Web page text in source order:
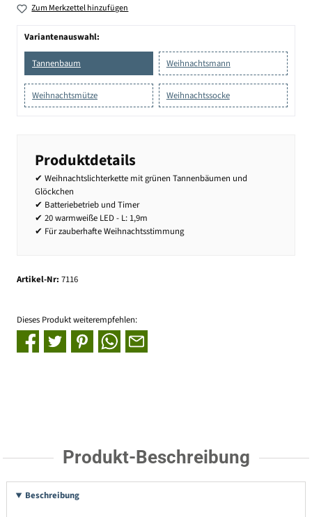
Zum Merkzettel hinzufügen
Variantenauswahl:
Tannenbaum Weihnachtsmann
Weihnachtsmütze Weihnachtssocke
Produktdetails
✔ Weihnachtslichterkette mit grünen Tannenbäumen und
Glöckchen
✔ Batteriebetrieb und Timer
✔ 20 warmweiße LED - L: 1,9m
✔ Für zauberhafte Weihnachtsstimmung
Artikel-Nr: 7116
Dieses Produkt weiterempfehlen:
Produkt-Beschreibung
Beschreibung